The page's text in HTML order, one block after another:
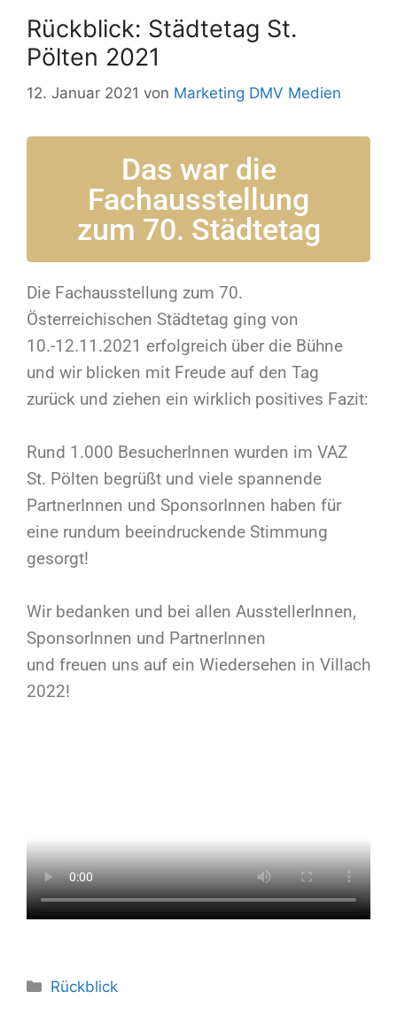
Rückblick: Städtetag St.
Pölten 2021
12. Januar 2021 von Marketing DMV Medien
Das war die
Fachausstellung
zum 70. Städtetag
Die Fachausstellung zum 70.
Österreichischen Städtetag ging von
10.-12.11.2021 erfolgreich über die Bühne
und wir blicken mit Freude auf den Tag
zurück und ziehen ein wirklich positives Fazit:
Rund 1.000 BesucherInnen wurden im VAZ
St. Pölten begrüßt und viele spannende
PartnerInnen und SponsorInnen haben für
eine rundum beeindruckende Stimmung
gesorgt!
Wir bedanken und bei allen AusstellerInnen,
SponsorInnen und PartnerInnen
und freuen uns auf ein Wiedersehen in Villach
2022!
Rückblick